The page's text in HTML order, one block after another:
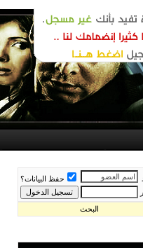
حفظ البيانات؟
البحث